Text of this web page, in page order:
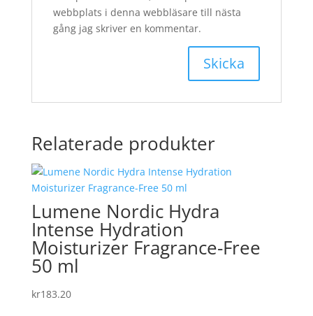
webbplats i denna webbläsare till nästa
gång jag skriver en kommentar.
Relaterade produkter
Lumene Nordic Hydra
Intense Hydration
Moisturizer Fragrance-Free
50 ml
kr183.20